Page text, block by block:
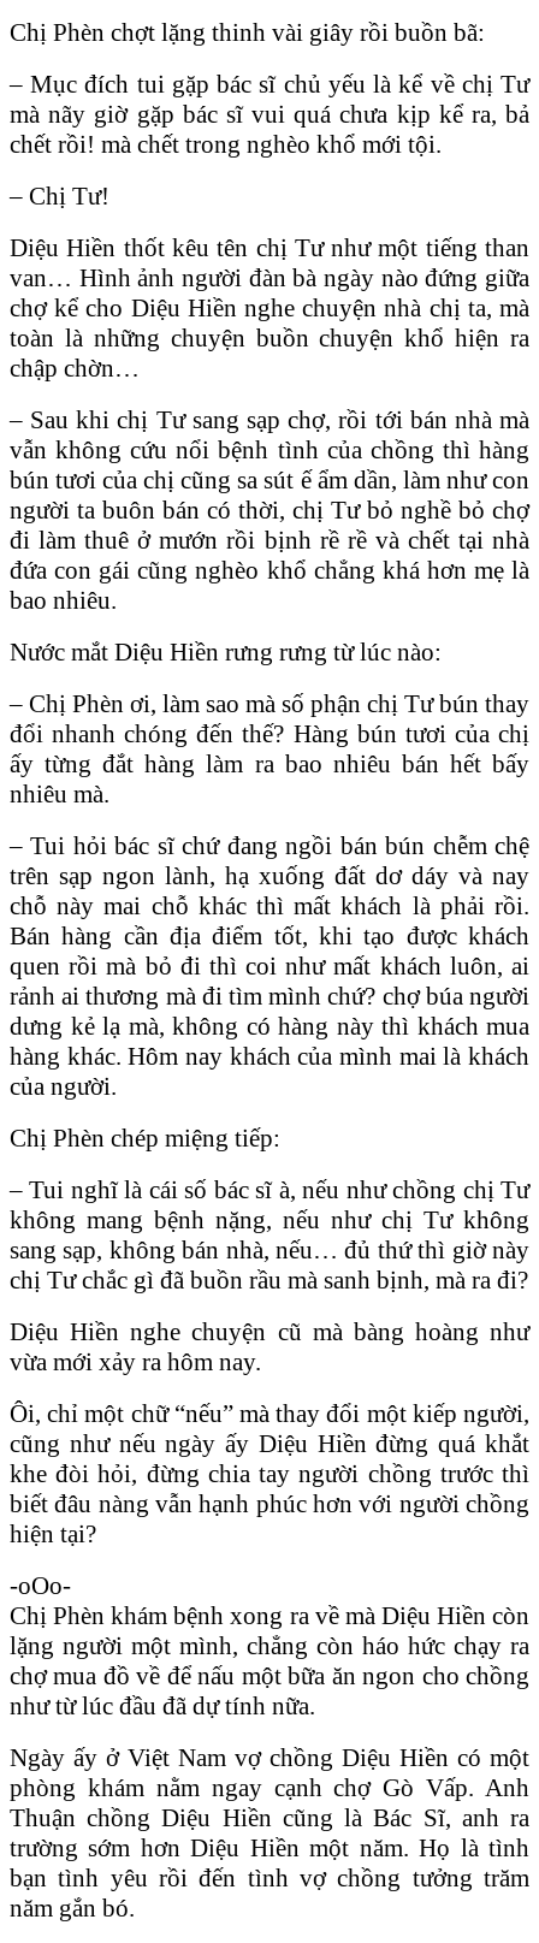
Chị Phèn chợt lặng thinh vài giây rồi buồn bã:
– Mục đích tui gặp bác sĩ chủ yếu là kể về chị Tư
mà nãy giờ gặp bác sĩ vui quá chưa kịp kể ra, bả
chết rồi! mà chết trong nghèo khổ mới tội.
– Chị Tư!
Diệu Hiền thốt kêu tên chị Tư như một tiếng than
van… Hình ảnh người đàn bà ngày nào đứng giữa
chợ kể cho Diệu Hiền nghe chuyện nhà chị ta, mà
toàn là những chuyện buồn chuyện khổ hiện ra
chập chờn…
– Sau khi chị Tư sang sạp chợ, rồi tới bán nhà mà
vẫn không cứu nổi bệnh tình của chồng thì hàng
bún tươi của chị cũng sa sút ế ẩm dần, làm như con
người ta buôn bán có thời, chị Tư bỏ nghề bỏ chợ
đi làm thuê ở mướn rồi bịnh rề rề và chết tại nhà
đứa con gái cũng nghèo khổ chẳng khá hơn mẹ là
bao nhiêu.
Nước mắt Diệu Hiền rưng rưng từ lúc nào:
– Chị Phèn ơi, làm sao mà số phận chị Tư bún thay
đổi nhanh chóng đến thế? Hàng bún tươi của chị
ấy từng đắt hàng làm ra bao nhiêu bán hết bấy
nhiêu mà.
– Tui hỏi bác sĩ chứ đang ngồi bán bún chễm chệ
trên sạp ngon lành, hạ xuống đất dơ dáy và nay
chỗ này mai chỗ khác thì mất khách là phải rồi.
Bán hàng cần địa điểm tốt, khi tạo được khách
quen rồi mà bỏ đi thì coi như mất khách luôn, ai
rảnh ai thương mà đi tìm mình chứ? chợ búa người
dưng kẻ lạ mà, không có hàng này thì khách mua
hàng khác. Hôm nay khách của mình mai là khách
của người.
Chị Phèn chép miệng tiếp:
– Tui nghĩ là cái số bác sĩ à, nếu như chồng chị Tư
không mang bệnh nặng, nếu như chị Tư không
sang sạp, không bán nhà, nếu… đủ thứ thì giờ này
chị Tư chắc gì đã buồn rầu mà sanh bịnh, mà ra đi?
Diệu Hiền nghe chuyện cũ mà bàng hoàng như
vừa mới xảy ra hôm nay.
Ôi, chỉ một chữ “nếu” mà thay đổi một kiếp người,
cũng như nếu ngày ấy Diệu Hiền đừng quá khắt
khe đòi hỏi, đừng chia tay người chồng trước thì
biết đâu nàng vẫn hạnh phúc hơn với người chồng
hiện tại?
-oOo-
Chị Phèn khám bệnh xong ra về mà Diệu Hiền còn
lặng người một mình, chẳng còn háo hức chạy ra
chợ mua đồ về để nấu một bữa ăn ngon cho chồng
như từ lúc đầu đã dự tính nữa.
Ngày ấy ở Việt Nam vợ chồng Diệu Hiền có một
phòng khám nằm ngay cạnh chợ Gò Vấp. Anh
Thuận chồng Diệu Hiền cũng là Bác Sĩ, anh ra
trường sớm hơn Diệu Hiền một năm. Họ là tình
bạn tình yêu rồi đến tình vợ chồng tưởng trăm
năm gắn bó.